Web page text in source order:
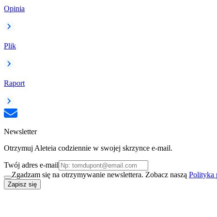
Opinia
Plik
Raport
Newsletter
Otrzymuj Aleteia codziennie w swojej skrzynce e-mail.
Twój adres e-mail
Zgadzam się na otrzymywanie newslettera. Zobacz naszą Polityka
Zapisz się